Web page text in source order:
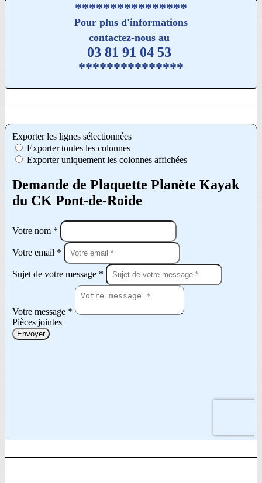
****************
Pour plus d'informations
contactez-nous au
03 81 91 04 53
***************